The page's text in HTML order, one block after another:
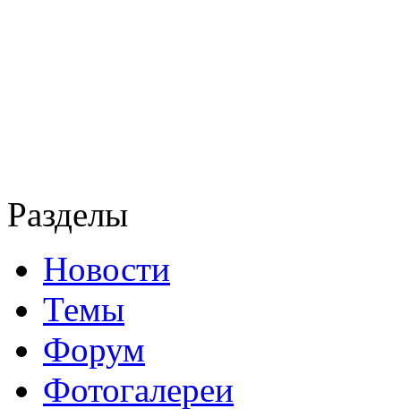
Разделы
Новости
Темы
Форум
Фотогалереи